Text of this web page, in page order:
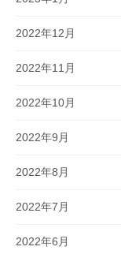
2022年12月
2022年11月
2022年10月
2022年9月
2022年8月
2022年7月
2022年6月